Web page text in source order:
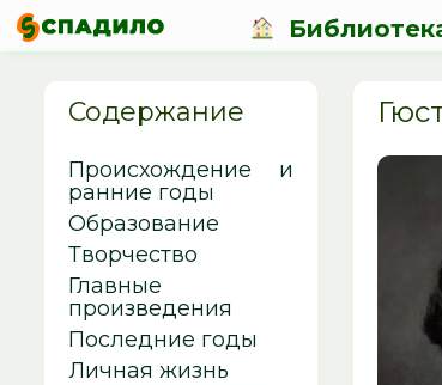
Содержание
Происхождение и
ранние годы
Образование
Творчество
Главные
произведения
Последние годы
Личная жизнь